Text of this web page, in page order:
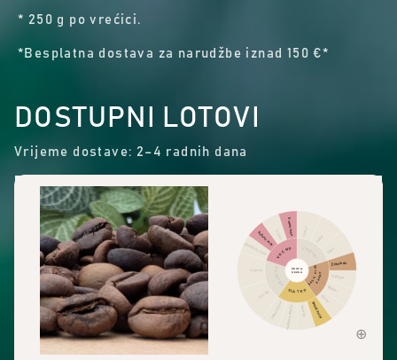
* 250 g po vrećici.
*Besplatna dostava za narudžbe iznad 150 €*
DOSTUPNI LOTOVI
Vrijeme dostave: 2–4 radnih dana
Papar
Oštro
Čokolada
Lješnjak
Badem
Kikiriki
Smeđi šećer
Sveukupna slatkoća
Slatke arome
Crni čaj
Bobičasto voće
Sušeno voće
Ostalo voće
ORAŠASTI PLODOVIKAKAO
SLATKO
CVJETNO
VOĆNO
PROFIL
OKUSA